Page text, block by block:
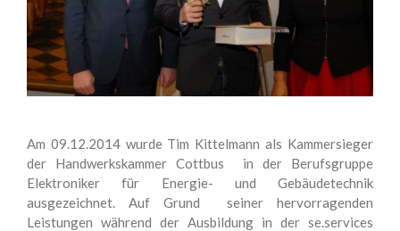
Am 09.12.2014 wurde Tim Kittelmann als Kammersieger
der Handwerkskammer Cottbus in der Berufsgruppe
Elektroniker für Energie- und Gebäudetechnik
ausgezeichnet. Auf Grund seiner hervorragenden
Leistungen während der Ausbildung in der se.services